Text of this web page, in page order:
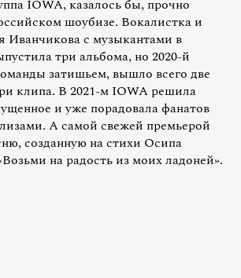
IOWA, казалось бы, прочно
шоубизе. Вокалистка и
Иванчикова с музыкантами в
три альбома, но 2020-й
затишьем, вышло всего две
клипа. В 2021-м IOWA решила
и уже порадовала фанатов
А самой свежей премьерой
созданную на стихи Осипа
на радость из моих ладоней».